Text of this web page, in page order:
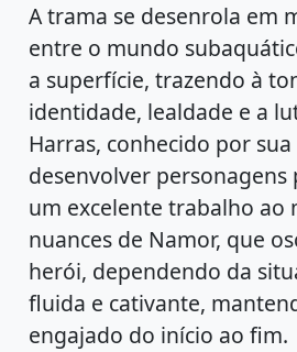
A trama se desenrola em
entre o mundo
a superfície, trazendo à
identidade, lealdade e a
Harras, conhecido por
desenvolver
um excelente trabalho ao
nuances de Namor, que
herói, dependendo da
fluida e cativante,
engajado do início ao fim.